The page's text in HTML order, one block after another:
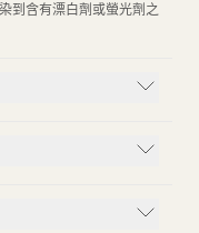
到含有漂白劑或螢光劑之